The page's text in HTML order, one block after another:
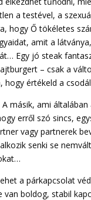
a testével, a
hogy Ő tökéletes
amit a
Egy jó steak
– csak a
hogy értékeld a
A másik, ami
erről szó sincs,
vagy partnerek
senki se
a párkapcsolat
boldog, stabil